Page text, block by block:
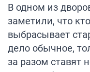
В одном из
заметили, что
выбрасывает
дело обычное,
за разом ставят